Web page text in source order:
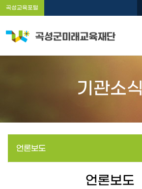
곡성교육포털
기관소식
언론보도
언론보도